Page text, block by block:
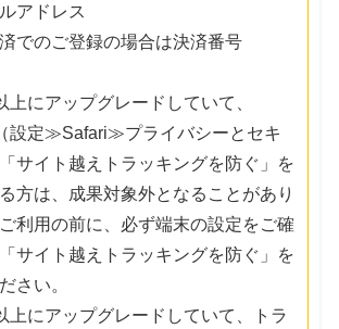
アドレス
でのご登録の場合は決済番号
にアップグレードしていて、
設定≫Safari≫プライバシーとセキ
サイト越えトラッキングを防ぐ」を
方は、成果対象外となることがあり
利用の前に、必ず端末の設定をご確
サイト越えトラッキングを防ぐ」を
さい。
にアップグレードしていて、トラ